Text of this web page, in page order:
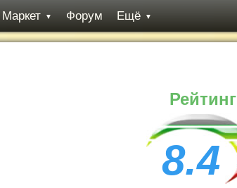
Маркет ▼ Форум Ещё ▼
Рейтинг
8.4